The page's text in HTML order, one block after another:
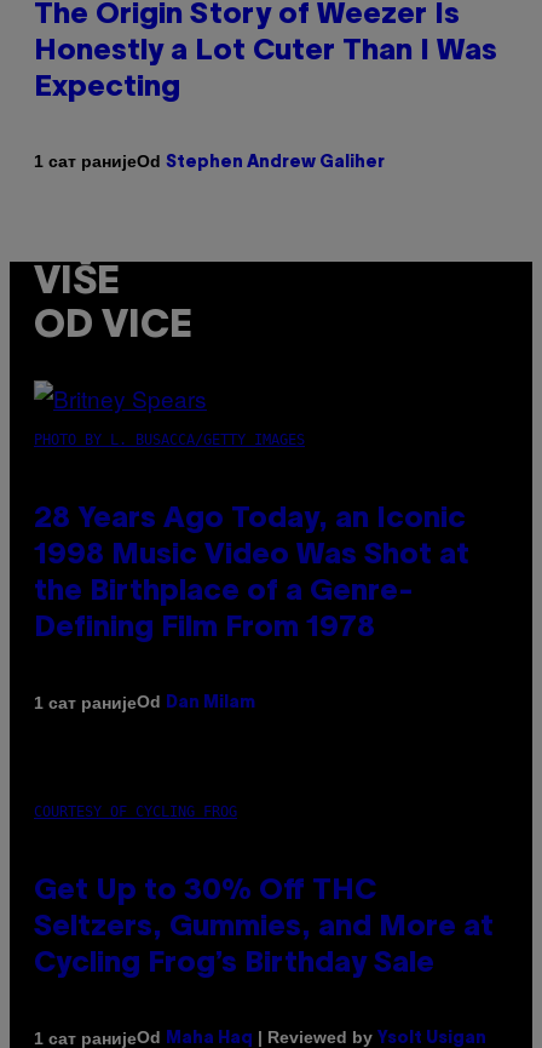
The Origin Story of Weezer Is
Honestly a Lot Cuter Than I Was
Expecting
1 сат ранијеOd Stephen Andrew Galiher
VIŠE
OD VICE
PHOTO BY L. BUSACCA/GETTY IMAGES
28 Years Ago Today, an Iconic
1998 Music Video Was Shot at
the Birthplace of a Genre-
Defining Film From 1978
1 сат ранијеOd Dan Milam
COURTESY OF CYCLING FROG
Get Up to 30% Off THC
Seltzers, Gummies, and More at
Cycling Frog’s Birthday Sale
1 сат ранијеOd Maha Haq | Reviewed by Ysolt Usigan